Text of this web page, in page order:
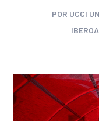
POR UCCI